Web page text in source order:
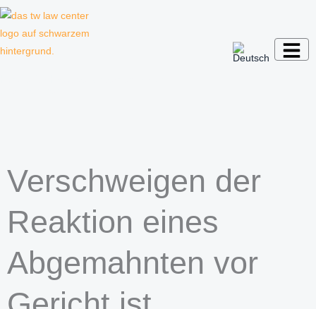
Zum
Verschweigen der
Reaktion eines
Abgemahnten vor